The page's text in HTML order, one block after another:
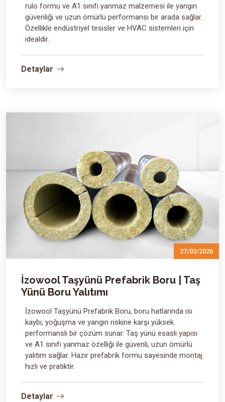
rulo formu ve A1 sınıfı yanmaz malzemesi ile yangın
güvenliği ve uzun ömürlü performansı bir arada sağlar.
Özellikle endüstriyel tesisler ve HVAC sistemleri için
idealdir.
Detaylar
27/03/2026
İzowool Taşyünü Prefabrik Boru | Taş
Yünü Boru Yalıtımı
İzowool Taşyünü Prefabrik Boru, boru hatlarında ısı
kaybı, yoğuşma ve yangın riskine karşı yüksek
performanslı bir çözüm sunar. Taş yünü esaslı yapısı
ve A1 sınıfı yanmaz özelliği ile güvenli, uzun ömürlü
yalıtım sağlar. Hazır prefabrik formu sayesinde montaj
hızlı ve pratiktir.
Detaylar